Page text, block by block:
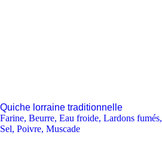
Quiche lorraine traditionnelle
Farine, Beurre, Eau froide, Lardons fumés,
Sel, Poivre, Muscade